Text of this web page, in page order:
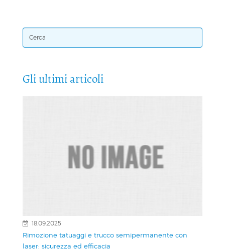
Gli ultimi articoli
18.09.2025
Rimozione tatuaggi e trucco semipermanente con
laser: sicurezza ed efficacia